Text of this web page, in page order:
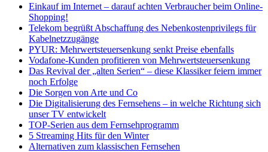
Einkauf im Internet – darauf achten Verbraucher beim Online-
Shopping!
Telekom begrüßt Abschaffung des Nebenkostenprivilegs für
Kabelnetzzugänge
PYUR: Mehrwertsteuersenkung senkt Preise ebenfalls
Vodafone-Kunden profitieren von Mehrwertsteuersenkung
Das Revival der „alten Serien“ – diese Klassiker feiern immer
noch Erfolge
Die Sorgen von Arte und Co
Die Digitalisierung des Fernsehens – in welche Richtung sich
unser TV entwickelt
TOP-Serien aus dem Fernsehprogramm
5 Streaming Hits für den Winter
Alternativen zum klassischen Fernsehen